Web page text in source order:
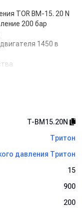
TOR BM-15. 20 N
200 бар
1450 в
Total Stop
сталь
выход 1/4, с
латунь (на себя)
4внеш, нерж.сталь
T-BM15.20N
Тритон
давления Тритон
15
900
200